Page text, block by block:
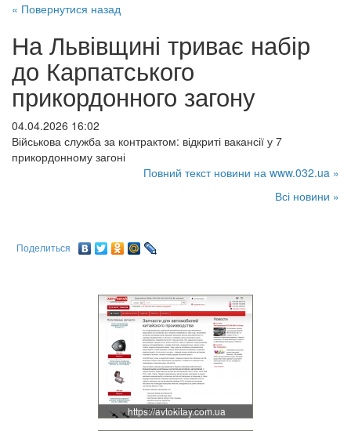
« Повернутися назад
На Львівщині триває набір
до Карпатського
прикордонного загону
04.04.2026 16:02
Військова служба за контрактом: відкриті вакансії у 7
прикордонному загоні
Повний текст новини на www.032.ua »
Всі новини »
Поделиться
https://avtokitay.com.ua